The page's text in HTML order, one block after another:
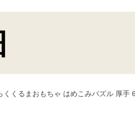
くるまおもちゃ はめこみパズル 厚手